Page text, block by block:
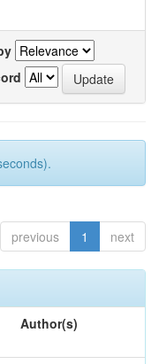
previous 1 next
Author(s)